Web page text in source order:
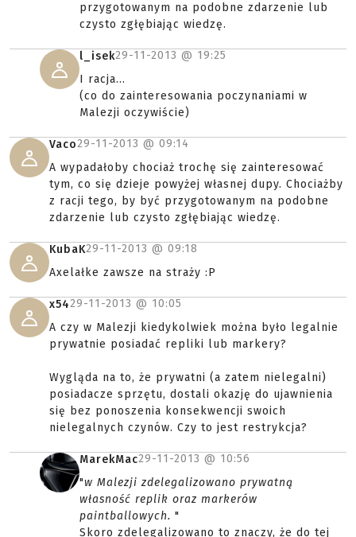
przygotowanym na podobne zdarzenie lub
czysto zgłębiając wiedzę.
l_isek29-11-2013 @ 19:25
I racja...
(co do zainteresowania poczynaniami w
Malezji oczywiście)
Vaco29-11-2013 @ 09:14
A wypadałoby chociaż trochę się zainteresować
tym, co się dzieje powyżej własnej dupy. Chociażby
z racji tego, by być przygotowanym na podobne
zdarzenie lub czysto zgłębiając wiedzę.
KubaK29-11-2013 @ 09:18
Axelałke zawsze na straży :P
x5429-11-2013 @ 10:05
A czy w Malezji kiedykolwiek można było legalnie
prywatnie posiadać repliki lub markery?
Wygląda na to, że prywatni (a zatem nielegalni)
posiadacze sprzętu, dostali okazję do ujawnienia
się bez ponoszenia konsekwencji swoich
nielegalnych czynów. Czy to jest restrykcja?
MarekMac29-11-2013 @ 10:56
"w Malezji zdelegalizowano prywatną
własność replik oraz markerów
paintballowych. "
Skoro zdelegalizowano to znaczy, że do tej